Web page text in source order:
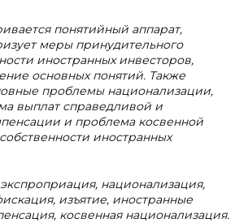
понятийный аппарат,
меры принудительного
иностранных инвесторов,
основных понятий. Также
проблемы национализации,
выплат справедливой и
и проблема косвенной
иностранных
национализация,
изъятие, иностранные
косвенная национализация.